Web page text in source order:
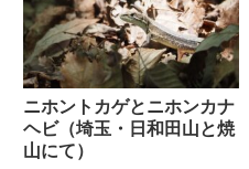
ニホントカゲとニホンカナ
ヘビ（埼玉・日和田山と焼
山にて）